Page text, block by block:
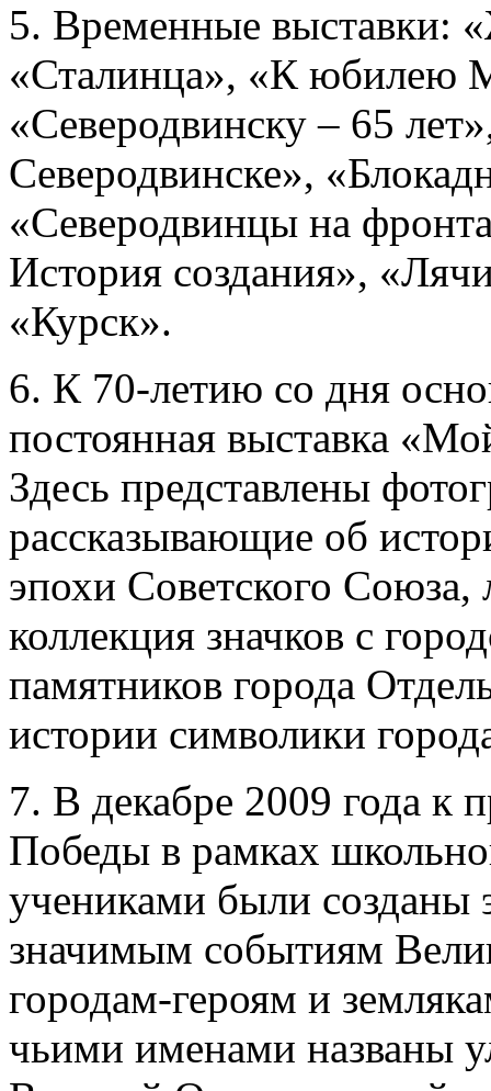
5. Временные выставки:
«Сталинца», «К юбилею
«Северодвинску – 65
Северодвинске»,
«Северодвинцы на
История создания»,
«Курск».
6. К 70-летию со дня
постоянная выставка
Здесь представлены
рассказывающие об
эпохи Советского
коллекция значков с
памятников города
истории символики
7. В декабре 2009 года к
Победы в рамках
учениками были созданы
значимым событиям
городам-героям и
чьими именами названы